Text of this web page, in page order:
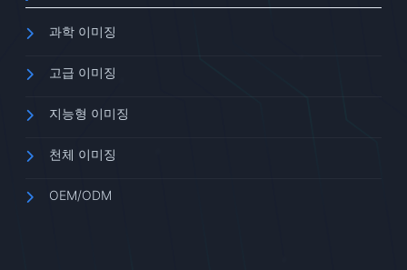
과학 이미징
고급 이미징
지능형 이미징
천체 이미징
OEM/ODM